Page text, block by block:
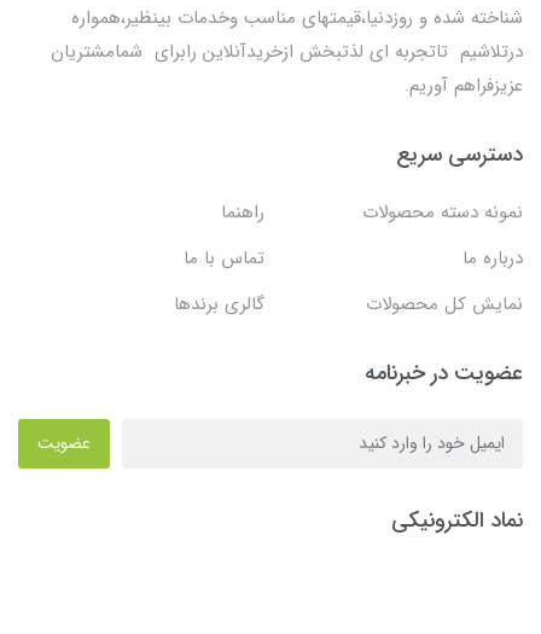
شناخته شده و روزدنیا،قیمتهای مناسب وخدمات بینظیر،همواره
درتلاشیم تاتجربه ای لذتبخش ازخریدآنلاین رابرای شمامشتریان
عزیزفراهم آوریم.
دسترسی سریع
نمونه دسته محصولات
راهنما
درباره ما
تماس با ما
نمایش کل محصولات
گالری برندها
عضویت در خبرنامه
عضویت
نماد الکترونیکی